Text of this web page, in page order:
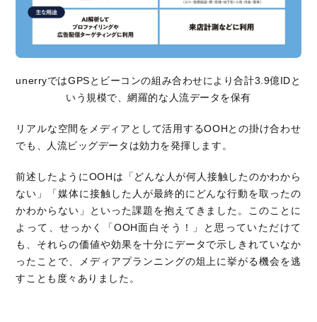
unerryではGPSとビーコンの組み合わせにより合計3.9億IDと
いう規模で、網羅的な人流データを保有
リアルな空間をメディアとして活用するOOHとの掛け合わせ
でも、人流ビッグデータは効力を発揮します。
前述したようにOOHは「どんな人が何人接触したのかわから
ない」「媒体に接触した人が最終的にどんな行動を取ったの
かわからない」といった課題を抱えてきました。このことに
よって、せっかく「OOH面白そう！」と思っていただけて
も、それらの価値や効果を十分にデータで示しきれていなか
ったことで、メディアプランニングの俎上に挙がる機会を逃
すことも度々ありました。